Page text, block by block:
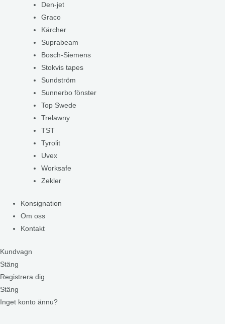
Den-jet
Graco
Kärcher
Suprabeam
Bosch-Siemens
Stokvis tapes
Sundström
Sunnerbo fönster
Top Swede
Trelawny
TST
Tyrolit
Uvex
Worksafe
Zekler
Konsignation
Om oss
Kontakt
Kundvagn
Stäng
Registrera dig
Stäng
Inget konto ännu?